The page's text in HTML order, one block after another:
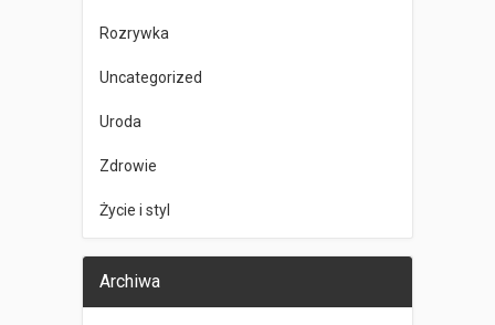
Rozrywka
Uncategorized
Uroda
Zdrowie
Życie i styl
Archiwa